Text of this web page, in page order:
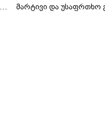
მარტივი და უსაფრთხო